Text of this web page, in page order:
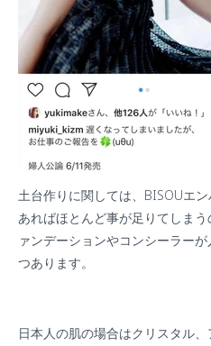
土台作りに関しては、 BISOUエ
あればほとんど事が足りてしま
ァンデーションやコンシーラー
つあります。
日本人の肌の場合はクリスタル